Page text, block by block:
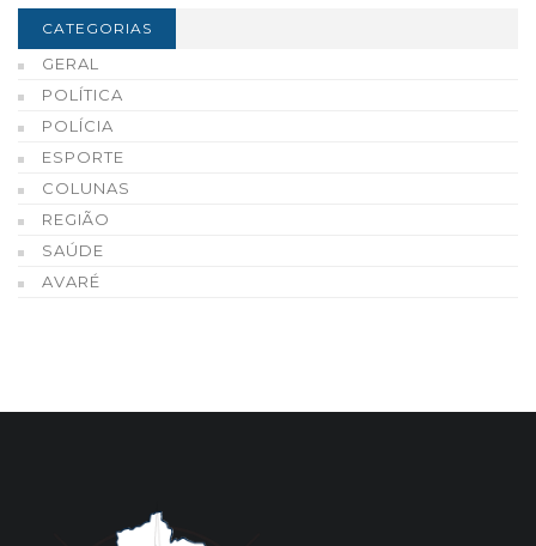
CATEGORIAS
GERAL
POLÍTICA
POLÍCIA
ESPORTE
COLUNAS
REGIÃO
SAÚDE
AVARÉ